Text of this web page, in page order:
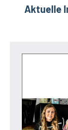
Aktuelle